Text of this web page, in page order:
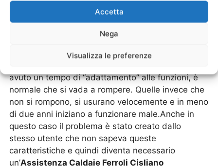
Accetta
Nega
Visualizza le preferenze
parte. Quindi in breve sarà necessario
Assistenza Caldaie Ferroli Cisliano
tecnica.Allo stesso modo ci sono gli utenti che
decidono di utilizzare una caldaia in modo
continuativo, senza effettuare un rodaggio. Una
avuto un tempo di “adattamento” alle funzioni, è
normale che si vada a rompere. Quelle invece che
non si rompono, si usurano velocemente e in meno
di due anni iniziano a funzionare male.Anche in
questo caso il problema è stato creato dallo
stesso utente che non sapeva queste
caratteristiche e quindi diventa necessario
un’Assistenza Caldaie Ferroli Cisliano